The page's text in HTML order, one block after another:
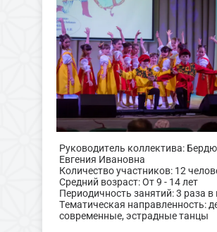
Руководитель коллектива:
Евгения Ивановна
Количество участников: 12
Средний возраст: От 9 - 14 лет
Периодичность занятий: 3 раза
Тематическая направленность:
современные, эстрадные танцы